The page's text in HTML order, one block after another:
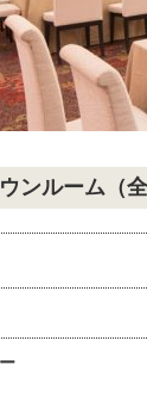
ンルーム（